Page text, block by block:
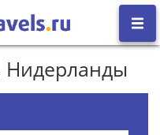
Нидерланды